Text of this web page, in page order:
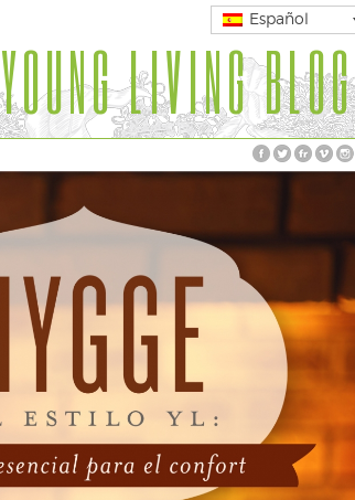
Español
YOUNG LIVING BLOG